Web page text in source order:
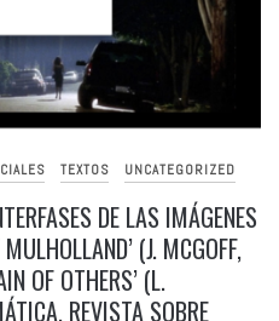
TEXTOS UNCATEGORIZED
DE LAS IMÁGENES
(J. MCGOFF,
OF OTHERS’ (L.
REVISTA SOBRE